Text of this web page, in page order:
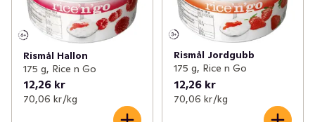
Rismål Hallon
175 g, Rice n Go
12,26 kr
70,06 kr /kg
Rismål Jordgubb
175 g, Rice n Go
12,26 kr
70,06 kr /kg